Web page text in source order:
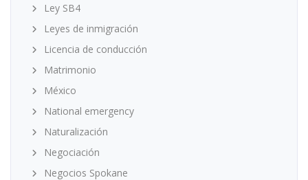
Ley SB4
Leyes de inmigración
Licencia de conducción
Matrimonio
México
National emergency
Naturalización
Negociación
Negocios Spokane